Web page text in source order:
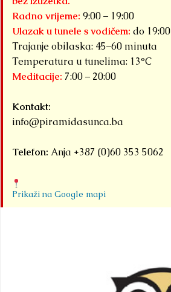
Radno vrijeme: 9:00 – 19:00
Ulazak u tunele s vodičem: do 19:00
Trajanje obilaska: 45–60 minuta
Temperatura u tunelima: 13°C
Meditacije: 7:00 – 20:00
Kontakt:
info@piramidasunca.ba
Telefon: Anja +387 (0)60 353 5062
Prikaži na Google mapi